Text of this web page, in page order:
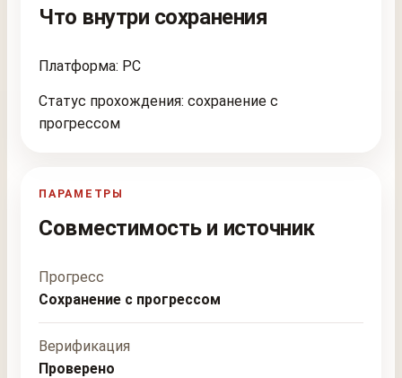
Что внутри сохранения
Платформа: PC
Статус прохождения: сохранение с
прогрессом
ПАРАМЕТРЫ
Совместимость и источник
Прогресс
Сохранение с прогрессом
Верификация
Проверено